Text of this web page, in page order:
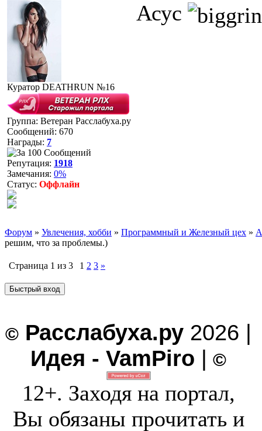
Куратор DEATHRUN №16
Группа: Ветеран Расслабуха.ру
Сообщений: 670
Награды: 7
Репутация: 1918
Замечания: 0%
Статус: Оффлайн
Асус
Форум » Увлечения, хобби » Программный и Железный цех »
решим, что за проблемы.)
Страница 1 из 3 1 2 3 »
© Расслабуха.ру 2026 |
Идея - VamPiro | ©
12+. Заходя на портал,
Вы обязаны прочитать и